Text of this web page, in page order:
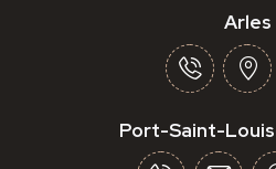
Arles
Port-Saint-